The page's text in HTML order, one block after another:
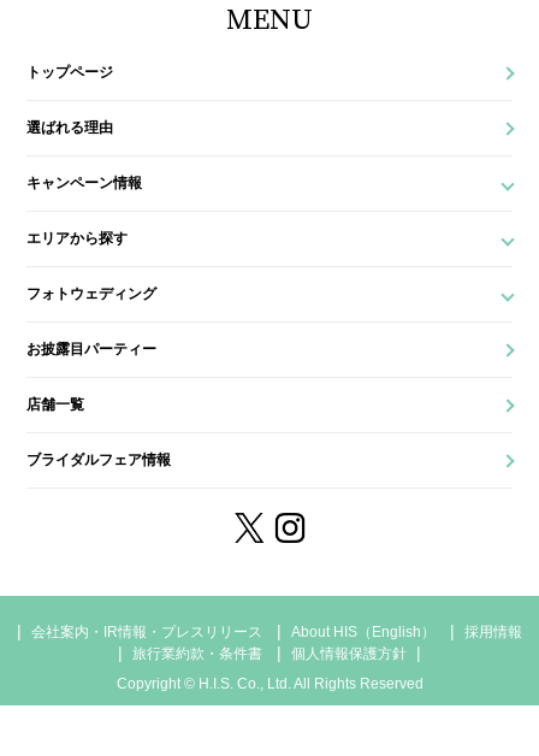
MENU
トップページ
選ばれる理由
キャンペーン情報
エリアから探す
フォトウェディング
お披露目パーティー
店舗一覧
ブライダルフェア情報
会社案内・IR情報・プレスリリース About HIS（English）
採用情報
旅行業約款・条件書
個人情報保護方針
Copyright © H.I.S. Co., Ltd. All Rights Reserved